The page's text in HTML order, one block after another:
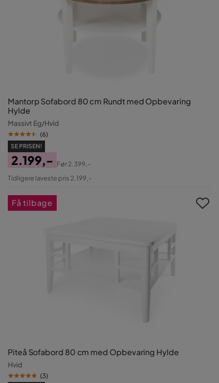
Mantorp Sofabord 80 cm Rundt med Opbevaring
Hylde
Massivt Eg/Hvid
(6)
SE PRISEN!
Pris
2.199,-
Original
Før2.399,-
Tidligere laveste pris 2.199,-
Piteå Sofabord 80 cm med Opbevaring Hylde
Hvid
(3)
Få tilbage